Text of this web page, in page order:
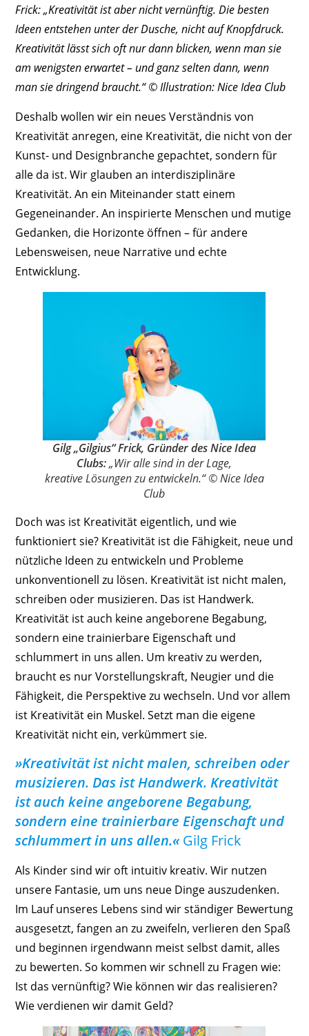
Frick: „Kreativität ist aber nicht vernünftig. Die besten
Ideen entstehen unter der Dusche, nicht auf Knopfdruck.
Kreativität lässt sich oft nur dann blicken, wenn man sie
am wenigsten erwartet – und ganz selten dann, wenn
man sie dringend braucht.“ © Illustration: Nice Idea Club
Deshalb wollen wir ein neues Verständnis von
Kreativität anregen, eine Kreativität, die nicht von der
Kunst- und Designbranche gepachtet, sondern für
alle da ist. Wir glauben an interdisziplinäre
Kreativität. An ein Miteinander statt einem
Gegeneinander. An inspirierte Menschen und mutige
Gedanken, die Horizonte öffnen – für andere
Lebensweisen, neue Narrative und echte
Entwicklung.
Gilg „Gilgius“ Frick, Gründer des Nice Idea
Clubs:„Wir alle sind in der Lage,
kreative Lösungen zu entwickeln.“ © Nice Idea
Club
Doch was ist Kreativität eigentlich, und wie
funktioniert sie? Kreativität ist die Fähigkeit, neue und
nützliche Ideen zu entwickeln und Probleme
unkonventionell zu lösen. Kreativität ist nicht malen,
schreiben oder musizieren. Das ist Handwerk.
Kreativität ist auch keine angeborene Begabung,
sondern eine trainierbare Eigenschaft und
schlummert in uns allen. Um kreativ zu werden,
braucht es nur Vorstellungskraft, Neugier und die
Fähigkeit, die Perspektive zu wechseln. Und vor allem
ist Kreativität ein Muskel. Setzt man die eigene
Kreativität nicht ein, verkümmert sie.
»Kreativität ist nicht malen, schreiben oder
musizieren. Das ist Handwerk. Kreativität
ist auch keine angeborene Begabung,
sondern eine trainierbare Eigenschaft und
schlummert in uns allen.« Gilg Frick
Als Kinder sind wir oft intuitiv kreativ. Wir nutzen
unsere Fantasie, um uns neue Dinge auszudenken.
Im Lauf unseres Lebens sind wir ständiger Bewertung
ausgesetzt, fangen an zu zweifeln, verlieren den Spaß
und beginnen irgendwann meist selbst damit, alles
zu bewerten. So kommen wir schnell zu Fragen wie:
Ist das vernünftig? Wie können wir das realisieren?
Wie verdienen wir damit Geld?